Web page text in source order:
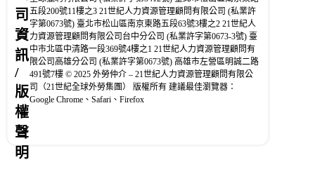
司
資
訊
/
版
權
聲
明
五段200號11樓之3 21世紀人力資源管理顧問有限公司 (私業許
字第0673號) 臺北市松山區南京東路五段63號3樓之2 21世紀人
力資源管理顧問有限公司台中分公司 (私業許字第0673-3號) 臺
中市北區中清路一段369號4樓之1 21世紀人力資源管理顧問有
限公司高雄分公司 (私業許字第0673號) 高雄市左營區明誠二路
491號7樓 © 2025 外勞仲介 – 21世紀人力資源管理顧問有限公
司（21世紀全球外勞集團） 版權所有 建議最佳瀏覽器：
Google Chrome、Safari、Firefox